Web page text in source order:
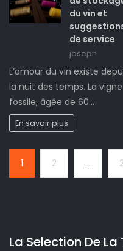
du vin et
de service
joseph
L’amour du vin existe
la nuit des temps. La vigne
fossile, âgée de 60…
En savoir plus
1 2 …
La Selection De La